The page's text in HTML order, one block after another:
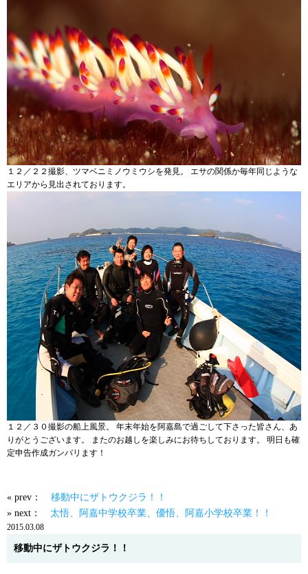
１２／２２撮影、ツマベニミノウミウシを発見。 エサの関係か毎年同じような
エリアから見出されております。
１２／３０撮影の船上風景。 年末年始を阿嘉島で過ごして下さった皆さん、あ
りがとうございます。 またのお越しを楽しみにお待ちしております。 明日も確
定申告作成ガンバリます！
« prev： 移動中にザトウクジラ！！
» next： 太悟、阿嘉中学校卒業、優悟、阿嘉小学校卒業！！
2015.03.08
移動中にザトウクジラ！！